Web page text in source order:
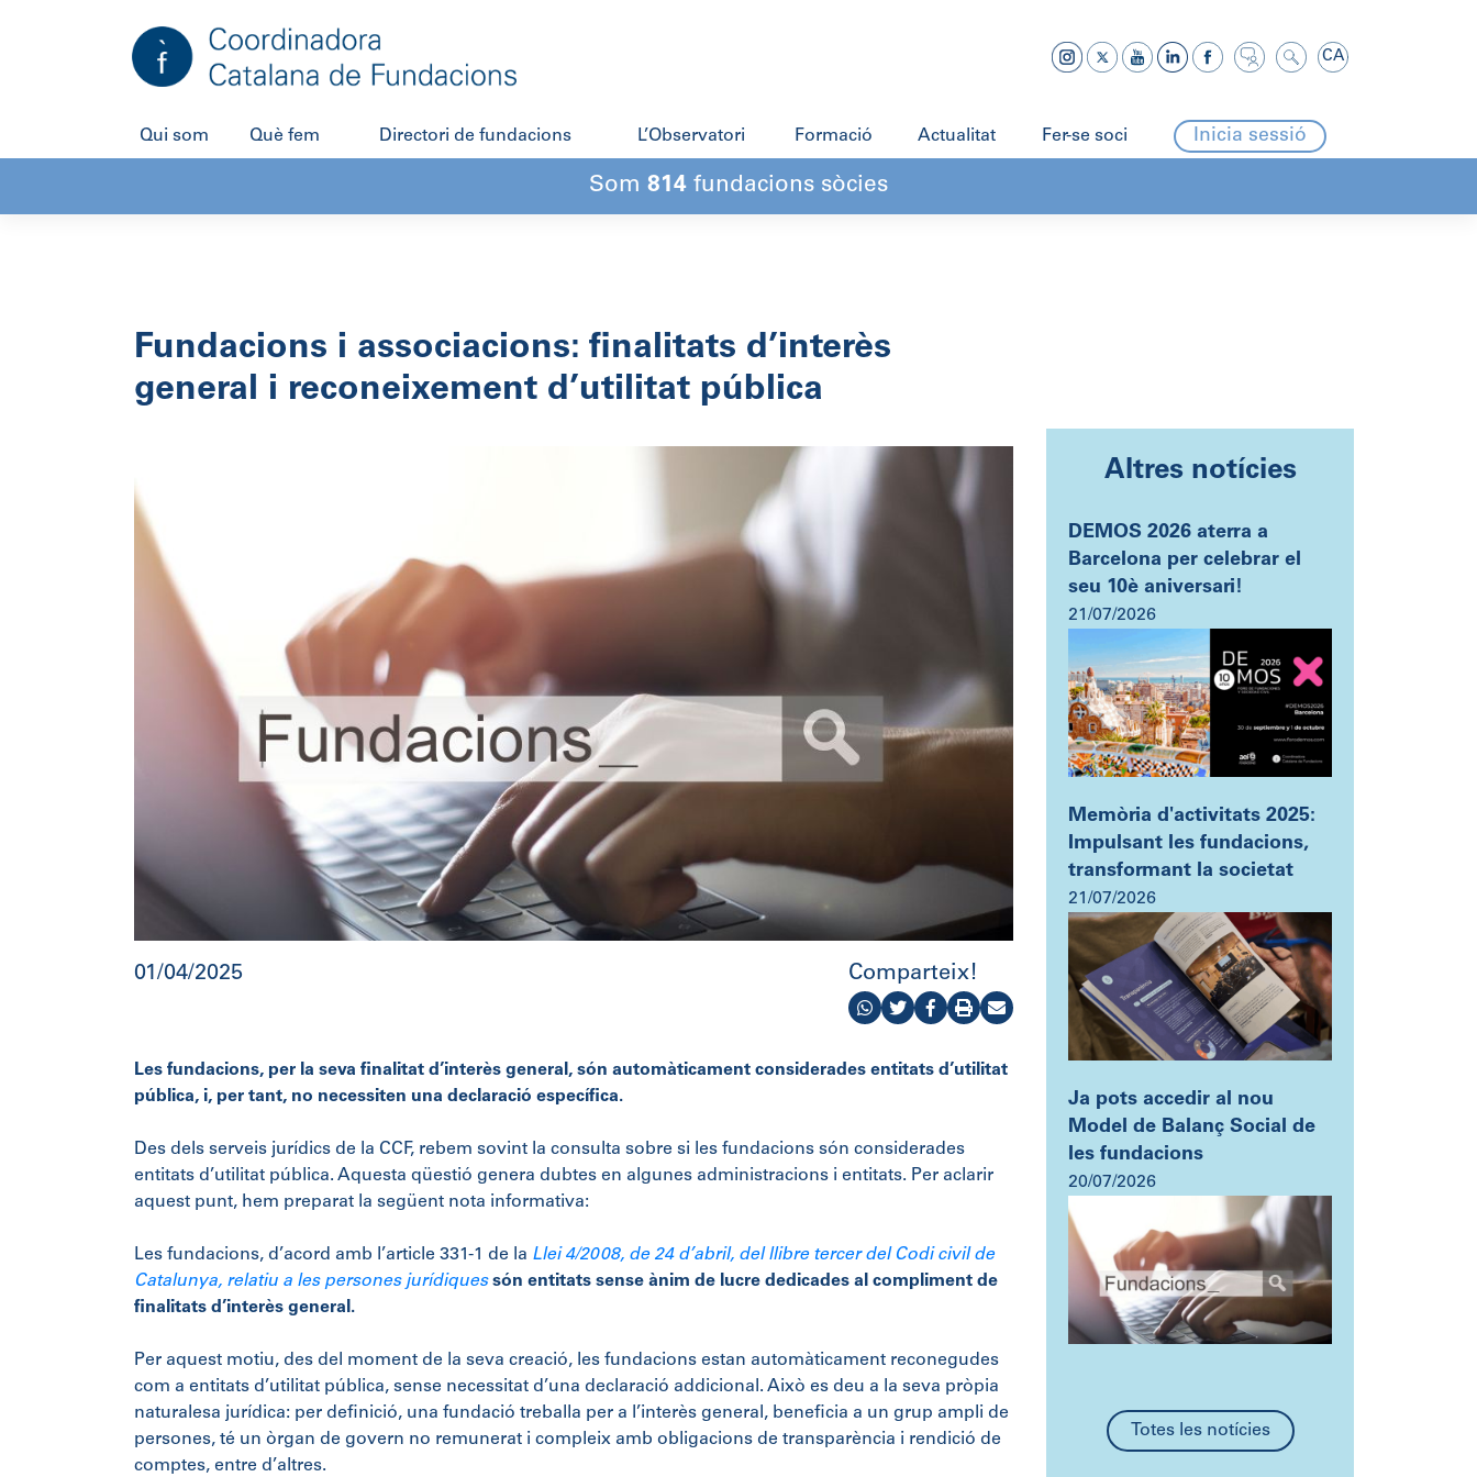
CA
Qui som Què fem Directori de fundacions L’Observatori Formació Actualitat Fer-se soci Inicia sessió
Som 814 fundacions sòcies
Fundacions i associacions: finalitats d’interès
general i reconeixement d’utilitat pública
01/04/2025 Comparteix!
Les fundacions, per la seva finalitat d’interès general, són automàticament considerades entitats d’utilitat
pública, i, per tant, no necessiten una declaració específica.
Des dels serveis jurídics de la CCF, rebem sovint la consulta sobre si les fundacions són considerades
entitats d’utilitat pública. Aquesta qüestió genera dubtes en algunes administracions i entitats. Per aclarir
aquest punt, hem preparat la següent nota informativa:
Les fundacions, d’acord amb l’article 331-1 de la Llei 4/2008, de 24 d’abril, del llibre tercer del Codi civil de
Catalunya, relatiu a les persones jurídiques són entitats sense ànim de lucre dedicades al compliment de
finalitats d’interès general.
Per aquest motiu, des del moment de la seva creació, les fundacions estan automàticament reconegudes
com a entitats d’utilitat pública, sense necessitat d’una declaració addicional. Això es deu a la seva pròpia
naturalesa jurídica: per definició, una fundació treballa per a l’interès general, beneficia a un grup ampli de
persones, té un òrgan de govern no remunerat i compleix amb obligacions de transparència i rendició de
comptes, entre d’altres.
Altres notícies
DEMOS 2026 aterra a
Barcelona per celebrar el
seu 10è aniversari!
21/07/2026
Memòria d'activitats 2025:
Impulsant les fundacions,
transformant la societat
21/07/2026
Ja pots accedir al nou
Model de Balanç Social de
les fundacions
20/07/2026
Totes les notícies